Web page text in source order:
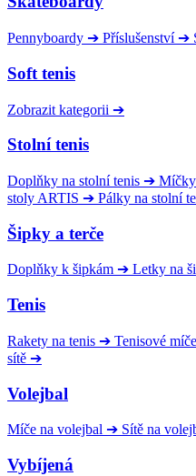
Pennyboardy ➔ Příslušenství ➔
Soft tenis
Zobrazit kategorii ➔
Stolní tenis
Doplňky na stolní tenis ➔ Míčky
stoly ARTIS ➔ Pálky na stolní
Šipky a terče
Doplňky k šipkám ➔ Letky na
Tenis
Rakety na tenis ➔ Tenisové míče
sítě ➔
Volejbal
Míče na volejbal ➔ Sítě na
Vybíjená